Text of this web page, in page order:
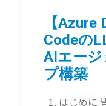
【
Codeの
AIエー
プ構築
1. はじめに